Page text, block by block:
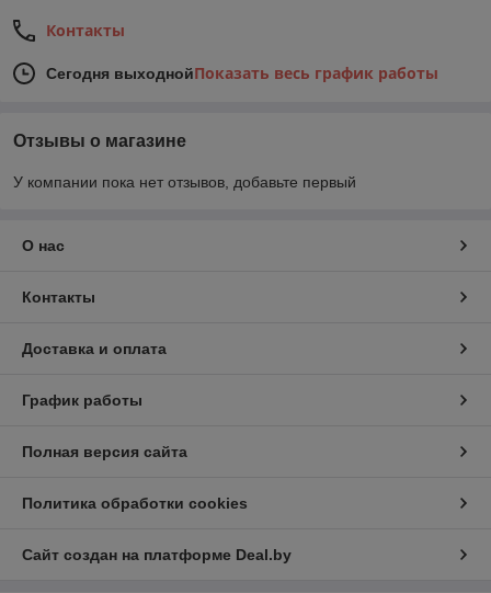
Контакты
Сегодня выходнойПоказать весь график работы
Отзывы о магазине
У компании пока нет отзывов, добавьте первый
О нас
Контакты
Доставка и оплата
График работы
Полная версия сайта
Политика обработки cookies
Сайт создан на платформе Deal.by